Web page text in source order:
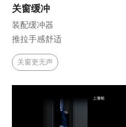
关窗缓冲
装配缓冲器
推拉手感舒适
关窗更无声